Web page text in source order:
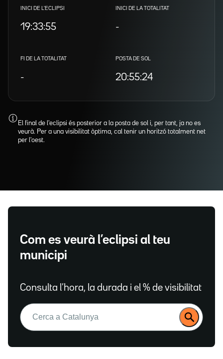
INICI DE L'ECLIPSI
19:33:55
INICI DE LA TOTALITAT
-
FI DE LA TOTALITAT
-
POSTA DE SOL
20:55:24
El final de l'eclipsi és posterior a la posta de sol i, per tant, ja no es
veurà. Per a una visibilitat òptima, cal tenir un horitzó totalment net
per l'oest.
Com es veurà l’eclipsi al teu
municipi
Consulta l’hora, la durada i el % de visibilitat
Buscar: